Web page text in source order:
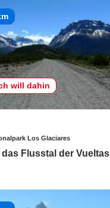
will dahin
Los Glaciares
Flusstal der Vueltas